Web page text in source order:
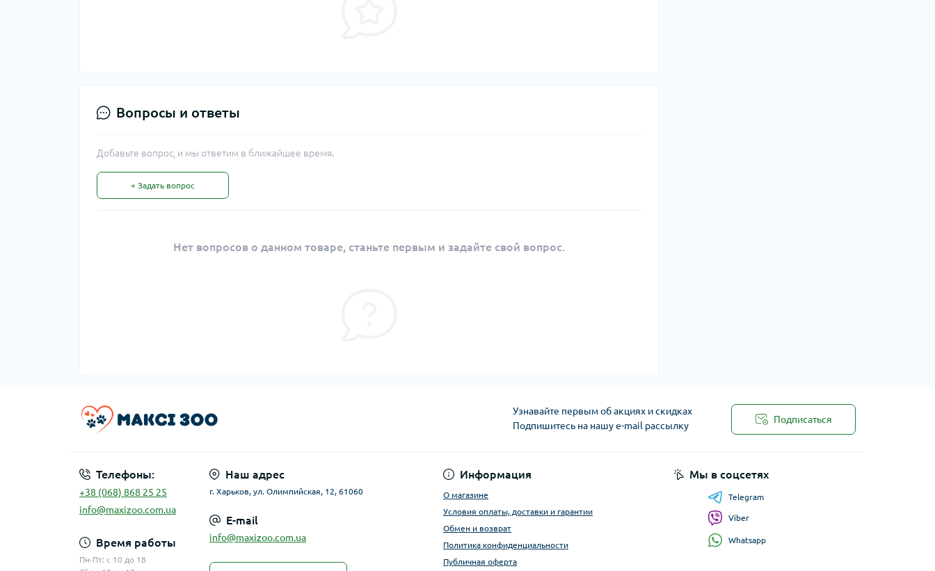
Вопросы и ответы
Добавьте вопрос, и мы ответим в ближайшее время.
+ Задать вопрос
Нет вопросов о данном товаре, станьте первым и задайте свой вопрос.
Узнавайте первым об акциях и скидках
Подпишитесь на нашу e-mail рассылку
Подписаться
Телефоны:
+38 (068) 868 25 25
info@maxizoo.com.ua
Время работы
Пн-Пт: с 10 до 18
Наш адрес
г. Харьков, ул. Олимпийская, 12, 61060
E-mail
info@maxizoo.com.ua
Информация
О магазине
Условия оплаты, доставки и гарантии
Обмен и возврат
Политика конфиденциальности
Публичная оферта
Мы в соцсетях
Telegram
Viber
Whatsapp